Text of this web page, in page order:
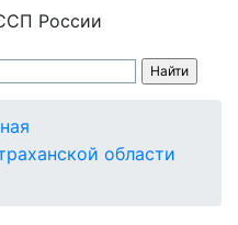
России
области